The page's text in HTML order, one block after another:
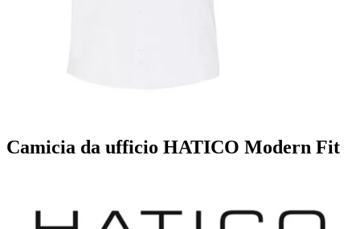
Camicia da ufficio HATICO Modern Fit